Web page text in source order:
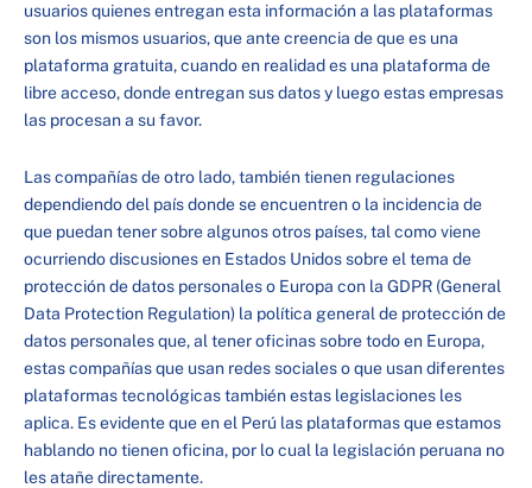
usuarios quienes entregan esta información a las plataformas
son los mismos usuarios, que ante creencia de que es una
plataforma gratuita, cuando en realidad es una plataforma de
libre acceso, donde entregan sus datos y luego estas empresas
las procesan a su favor.
Las compañías de otro lado, también tienen regulaciones
dependiendo del país donde se encuentren o la incidencia de
que puedan tener sobre algunos otros países, tal como viene
ocurriendo discusiones en Estados Unidos sobre el tema de
protección de datos personales o Europa con la GDPR (General
Data Protection Regulation) la política general de protección de
datos personales que, al tener oficinas sobre todo en Europa,
estas compañías que usan redes sociales o que usan diferentes
plataformas tecnológicas también estas legislaciones les
aplica. Es evidente que en el Perú las plataformas que estamos
hablando no tienen oficina, por lo cual la legislación peruana no
les atañe directamente.